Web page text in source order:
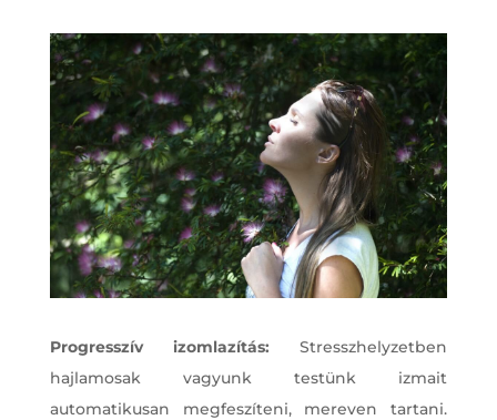
Progresszív izomlazítás: Stresszhelyzetben
hajlamosak vagyunk testünk izmait
automatikusan megfeszíteni, mereven tartani.